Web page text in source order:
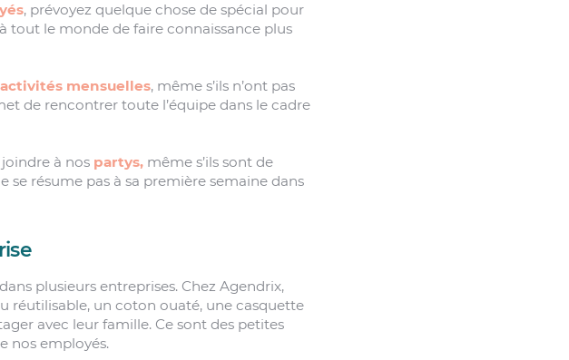
, prévoyez quelque chose de spécial pour
tout le monde de faire connaissance plus
activités mensuelles, même s’ils n’ont pas
de rencontrer toute l’équipe dans le cadre
à nos partys,même s’ils sont de
se résume pas à sa première semaine dans
plusieurs entreprises. Chez Agendrix,
réutilisable, un coton ouaté, une casquette
avec leur famille. Ce sont des petites
nos employés.